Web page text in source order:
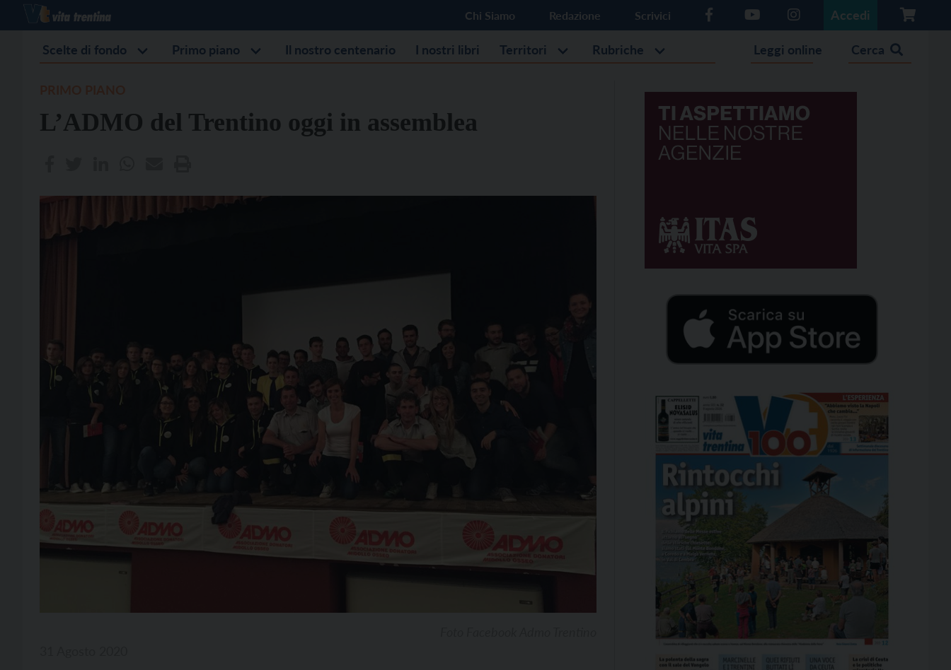
Chi Siamo Redazione Scrivici Accedi
Scelte di fondo Primo piano Il nostro centenario I nostri libri Territori Rubriche Leggi online Cerca
L’ADMO del Trentino oggi in assemblea